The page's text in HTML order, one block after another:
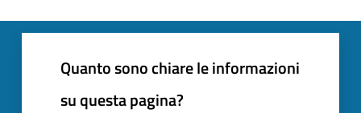
Quanto sono chiare le informazioni
su questa pagina?